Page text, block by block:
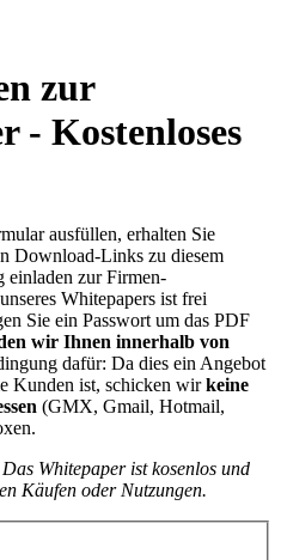
zur
- Kostenloses
ausfüllen, erhalten Sie
Download-Links zu diesem
einladen zur Firmen-
Whitepapers ist frei
Sie ein Passwort um das PDF
wir Ihnen innerhalb von
dafür: Da dies ein Angebot
Kunden ist, schicken wirkeine
(GMX, Gmail, Hotmail,
Das Whitepaper ist kosenlos und
Käufen oder Nutzungen.